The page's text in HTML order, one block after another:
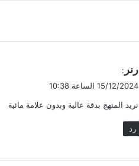
ل
رنر :
15/12/2024 الساعة 10:38
نريد المنهج بدقة عالية وبدون علامة مائية
رد